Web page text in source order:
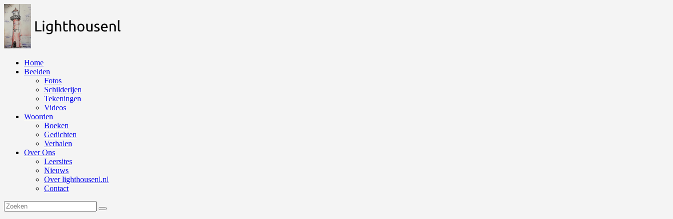
Naar
de
inhoud
springen
Home
Beelden
Fotos
Schilderijen
Tekeningen
Videos
Woorden
Boeken
Gedichten
Verhalen
Over Ons
Leersites
Nieuws
Over lighthousenl.nl
Contact